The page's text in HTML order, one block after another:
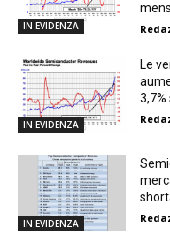
IN EVIDENZA
IN EVIDENZA
Le
IN EVIDENZA